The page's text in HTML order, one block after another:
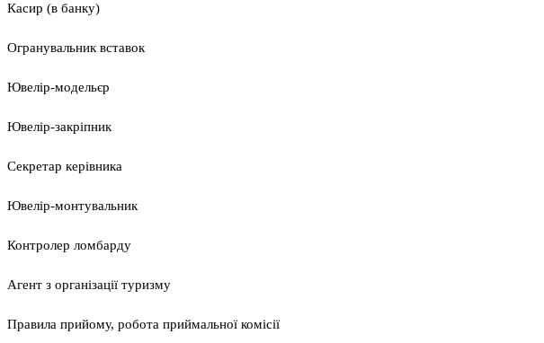
Касир (в банку)
Огранувальник вставок
Ювелір-модельєр
Ювелір-закріпник
Секретар керівника
Ювелір-монтувальник
Контролер ломбарду
Агент з організації туризму
Правила прийому, робота приймальної комісії